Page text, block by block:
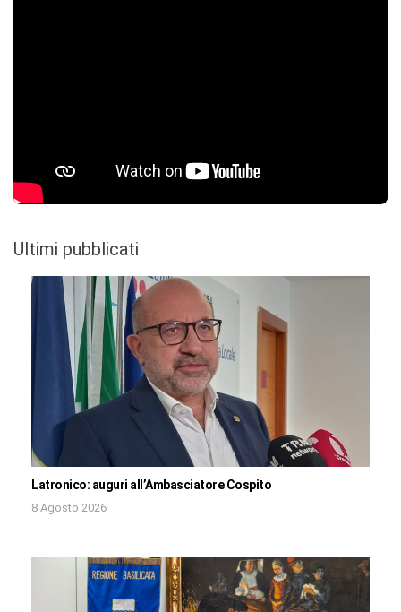
Ultimi pubblicati
Latronico: auguri all’Ambasciatore Cospito
8 Agosto 2026